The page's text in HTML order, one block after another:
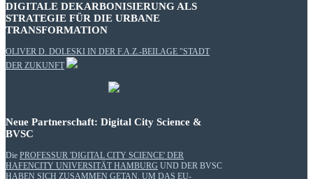
DIGITALE DEKARBONISIERUNG ALS
STRATEGIE FÜR DIE URBANE
TRANSFORMATION
OLIVER D. DOLESKI IN DER F.A.Z.-BEILAGE "STADT
DER ZUKUNFT
Neue Partnerschaft: Digital City Science &
BVSC
Die PROFESSUR 'DIGITAL CITY SCIENCE' DER
HAFENCITY UNIVERSITÄT HAMBURG UND DER BVSC
HABEN SICH ZUSAMMEN GETAN, UM DAS EU-